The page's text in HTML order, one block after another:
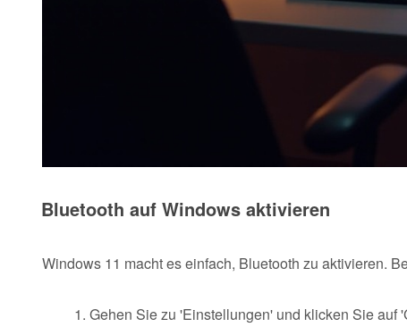
Bluetooth auf Windows aktivieren
Windows 11 macht es einfach, Bluetooth zu aktivieren.
Gehen Sie zu 'Einstellungen' und klicken Sie auf